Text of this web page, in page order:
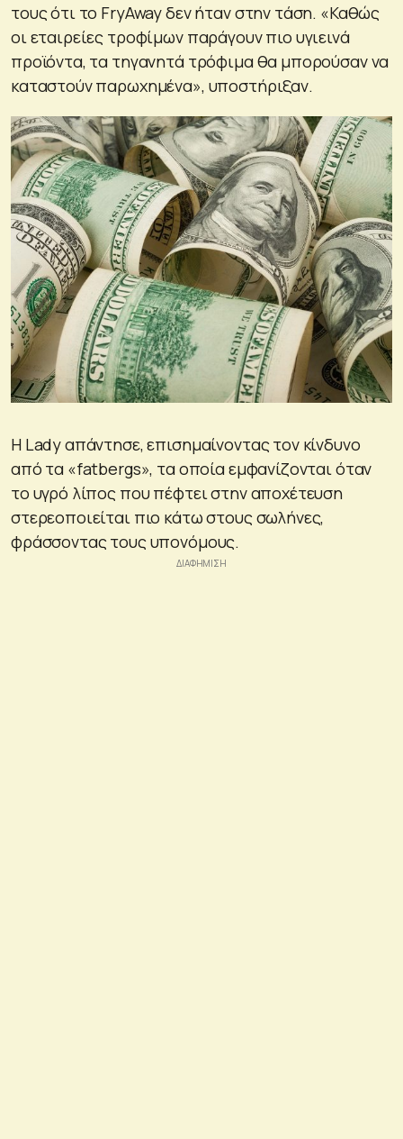
τους ότι το FryAway δεν ήταν στην τάση. «Καθώς
οι εταιρείες τροφίμων παράγουν πιο υγιεινά
προϊόντα, τα τηγανητά τρόφιμα θα μπορούσαν να
καταστούν παρωχημένα», υποστήριξαν.
Η Lady απάντησε, επισημαίνοντας τον κίνδυνο
από τα «fatbergs», τα οποία εμφανίζονται όταν
το υγρό λίπος που πέφτει στην αποχέτευση
στερεοποιείται πιο κάτω στους σωλήνες,
φράσσοντας τους υπονόμους.